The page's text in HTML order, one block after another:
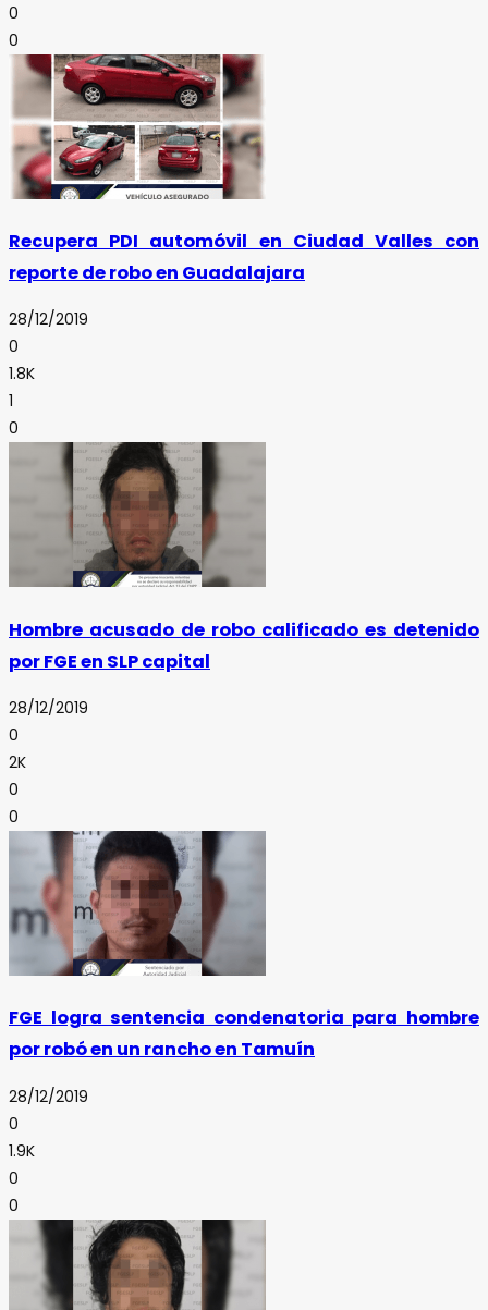
0
0
Recupera PDI automóvil en Ciudad Valles con
reporte de robo en Guadalajara
28/12/2019
0
1.8K
1
0
Hombre acusado de robo calificado es detenido
por FGE en SLP capital
28/12/2019
0
2K
0
0
FGE logra sentencia condenatoria para hombre
por robó en un rancho en Tamuín
28/12/2019
0
1.9K
0
0